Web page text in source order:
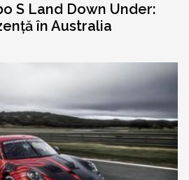
S Land Down Under:
în Australia